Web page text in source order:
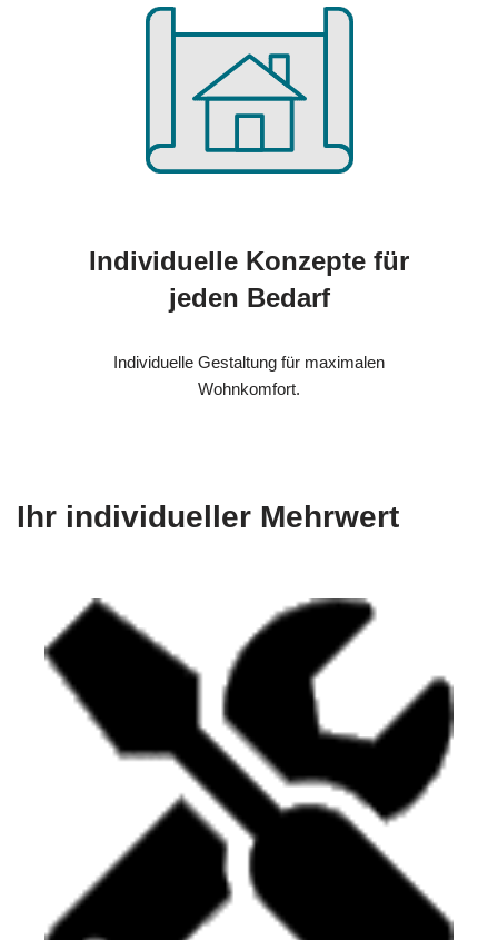
Individuelle Konzepte für
jeden Bedarf
Individuelle Gestaltung für maximalen
Wohnkomfort.
Ihr individueller Mehrwert